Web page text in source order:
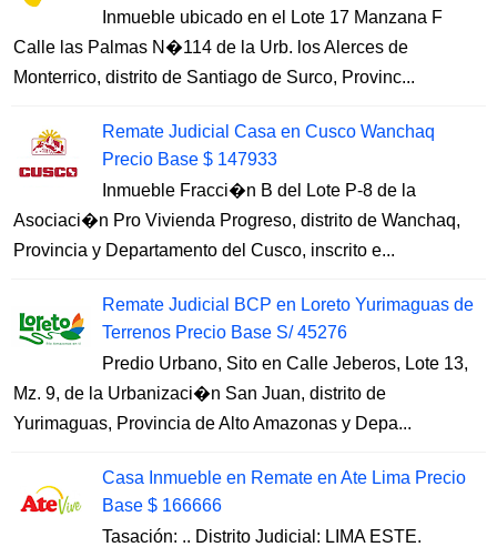
Inmueble ubicado en el Lote 17 Manzana F
Calle las Palmas N�114 de la Urb. los Alerces de
Monterrico, distrito de Santiago de Surco, Provinc...
Remate Judicial Casa en Cusco Wanchaq
Precio Base $ 147933
Inmueble Fracci�n B del Lote P-8 de la
Asociaci�n Pro Vivienda Progreso, distrito de Wanchaq,
Provincia y Departamento del Cusco, inscrito e...
Remate Judicial BCP en Loreto Yurimaguas de
Terrenos Precio Base S/ 45276
Predio Urbano, Sito en Calle Jeberos, Lote 13,
Mz. 9, de la Urbanizaci�n San Juan, distrito de
Yurimaguas, Provincia de Alto Amazonas y Depa...
Casa Inmueble en Remate en Ate Lima Precio
Base $ 166666
Tasación: .. Distrito Judicial: LIMA ESTE.